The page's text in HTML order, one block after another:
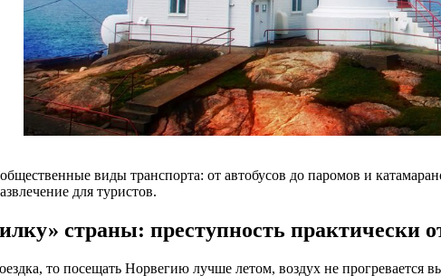
виды транспорта: от автобусов до паромов и
для туристов.
страны: преступность практически
то посещать Норвегию лучше летом, воздух не прогревается